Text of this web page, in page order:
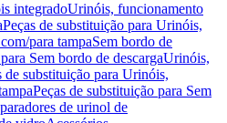
integradoUrinóis, funcionamento
Peças de substituição para Urinóis,
para tampaSem bordo de
Sem bordo de descargaUrinóis,
de substituição para Urinóis,
Peças de substituição para Sem
de urinol de